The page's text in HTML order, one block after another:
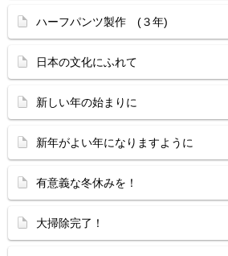
ハーフパンツ製作 (３年)
日本の文化にふれて
新しい年の始まりに
新年がよい年になりますように
有意義な冬休みを！
大掃除完了！